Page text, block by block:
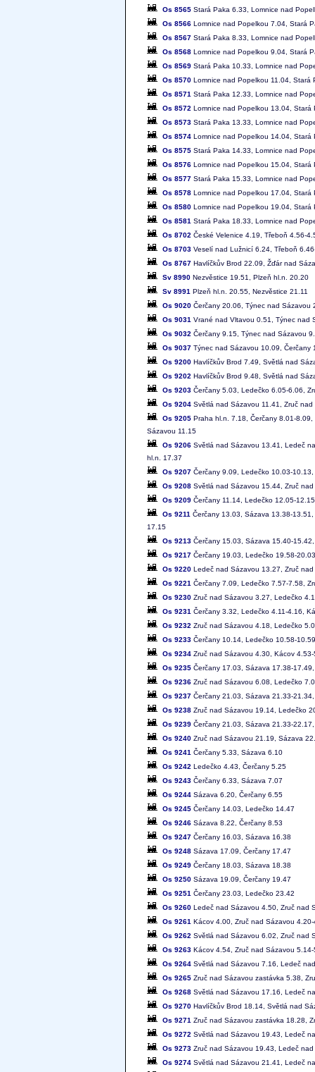
Os 8565 Stará Paka 6.33, Lomnice nad
Os 8566 Lomnice nad Popelkou 7.04, Stará
Os 8567 Stará Paka 8.33, Lomnice nad
Os 8568 Lomnice nad Popelkou 9.04, Stará
Os 8569 Stará Paka 10.33, Lomnice nad
Os 8570 Lomnice nad Popelkou 11.04, Stará
Os 8571 Stará Paka 12.33, Lomnice nad
Os 8572 Lomnice nad Popelkou 13.04, Stará
Os 8573 Stará Paka 13.33, Lomnice nad
Os 8574 Lomnice nad Popelkou 14.04, Stará
Os 8575 Stará Paka 14.33, Lomnice nad
Os 8576 Lomnice nad Popelkou 15.04, Stará
Os 8577 Stará Paka 15.33, Lomnice nad
Os 8578 Lomnice nad Popelkou 17.04, Stará
Os 8580 Lomnice nad Popelkou 19.04, Stará
Os 8581 Stará Paka 18.33, Lomnice nad
Os 8702 České Velenice 4.19, Třeboň 4.56-
Os 8703 Veselí nad Lužnicí 6.24, Třeboň
Os 8767 Havlíčkův Brod 22.09, Žďár nad
Sv 8990 Nezvěstice 19.51, Plzeň hl.n. 20.20
Sv 8991 Plzeň hl.n. 20.55, Nezvěstice 21.11
Os 9020 Čerčany 20.06, Týnec nad
Os 9031 Vrané nad Vltavou 0.51, Týnec nad
Os 9032 Čerčany 9.15, Týnec nad Sázavou
Os 9037 Týnec nad Sázavou 10.09, Čerčany
Os 9200 Havlíčkův Brod 7.49, Světlá nad
Os 9202 Havlíčkův Brod 9.48, Světlá nad
Os 9203 Čerčany 5.03, Ledečko 6.05-6.06,
Os 9204 Světlá nad Sázavou 11.41, Zruč
Os 9205 Praha hl.n. 7.18, Čerčany 8.01-
Sázavou 11.15
Os 9206 Světlá nad Sázavou 13.41, Ledeč
hl.n. 17.37
Os 9207 Čerčany 9.09, Ledečko 10.03-
Os 9208 Světlá nad Sázavou 15.44, Zruč
Os 9209 Čerčany 11.14, Ledečko 12.05-
Os 9211 Čerčany 13.03, Sázava 13.38-
17.15
Os 9213 Čerčany 15.03, Sázava 15.40-
Os 9217 Čerčany 19.03, Ledečko 19.58-
Os 9220 Ledeč nad Sázavou 13.27, Zruč
Os 9221 Čerčany 7.09, Ledečko 7.57-7.58,
Os 9230 Zruč nad Sázavou 3.27, Ledečko
Os 9231 Čerčany 3.32, Ledečko 4.11-4.16,
Os 9232 Zruč nad Sázavou 4.18, Ledečko
Os 9233 Čerčany 10.14, Ledečko 10.58-
Os 9234 Zruč nad Sázavou 4.30, Kácov
Os 9235 Čerčany 17.03, Sázava 17.38-
Os 9236 Zruč nad Sázavou 6.08, Ledečko
Os 9237 Čerčany 21.03, Sázava 21.33-
Os 9238 Zruč nad Sázavou 19.14, Ledečko
Os 9239 Čerčany 21.03, Sázava 21.33-
Os 9240 Zruč nad Sázavou 21.19, Sázava
Os 9241 Čerčany 5.33, Sázava 6.10
Os 9242 Ledečko 4.43, Čerčany 5.25
Os 9243 Čerčany 6.33, Sázava 7.07
Os 9244 Sázava 6.20, Čerčany 6.55
Os 9245 Čerčany 14.03, Ledečko 14.47
Os 9246 Sázava 8.22, Čerčany 8.53
Os 9247 Čerčany 16.03, Sázava 16.38
Os 9248 Sázava 17.09, Čerčany 17.47
Os 9249 Čerčany 18.03, Sázava 18.38
Os 9250 Sázava 19.09, Čerčany 19.47
Os 9251 Čerčany 23.03, Ledečko 23.42
Os 9260 Ledeč nad Sázavou 4.50, Zruč nad
Os 9261 Kácov 4.00, Zruč nad Sázavou
Os 9262 Světlá nad Sázavou 6.02, Zruč nad
Os 9263 Kácov 4.54, Zruč nad Sázavou
Os 9264 Světlá nad Sázavou 7.16, Ledeč
Os 9265 Zruč nad Sázavou zastávka 5.38,
Os 9268 Světlá nad Sázavou 17.16, Ledeč
Os 9270 Havlíčkův Brod 18.14, Světlá nad
Os 9271 Zruč nad Sázavou zastávka 18.28,
Os 9272 Světlá nad Sázavou 19.43, Ledeč
Os 9273 Zruč nad Sázavou 19.43, Ledeč
Os 9274 Světlá nad Sázavou 21.41, Ledeč